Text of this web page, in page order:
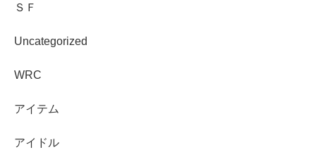
ＳＦ
Uncategorized
WRC
アイテム
アイドル